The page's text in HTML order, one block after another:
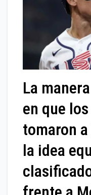
La
en que
tomaron
la idea